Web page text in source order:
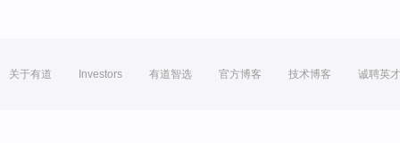
关于有道 Investors 有道智选 官方博客 技术博客 诚聘英才